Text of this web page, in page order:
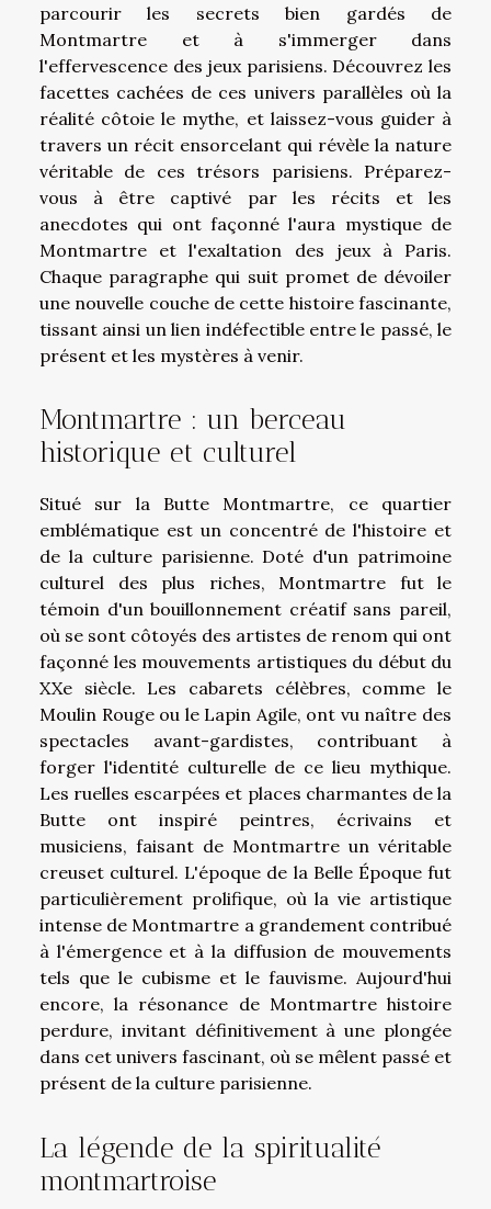
parcourir les secrets bien gardés de
Montmartre et à s'immerger dans
l'effervescence des jeux parisiens. Découvrez les
facettes cachées de ces univers parallèles où la
réalité côtoie le mythe, et laissez-vous guider à
travers un récit ensorcelant qui révèle la nature
véritable de ces trésors parisiens. Préparez-
vous à être captivé par les récits et les
anecdotes qui ont façonné l'aura mystique de
Montmartre et l'exaltation des jeux à Paris.
Chaque paragraphe qui suit promet de dévoiler
une nouvelle couche de cette histoire fascinante,
tissant ainsi un lien indéfectible entre le passé, le
présent et les mystères à venir.
Montmartre : un berceau
historique et culturel
Situé sur la Butte Montmartre, ce quartier
emblématique est un concentré de l'histoire et
de la culture parisienne. Doté d'un patrimoine
culturel des plus riches, Montmartre fut le
témoin d'un bouillonnement créatif sans pareil,
où se sont côtoyés des artistes de renom qui ont
façonné les mouvements artistiques du début du
XXe siècle. Les cabarets célèbres, comme le
Moulin Rouge ou le Lapin Agile, ont vu naître des
spectacles avant-gardistes, contribuant à
forger l'identité culturelle de ce lieu mythique.
Les ruelles escarpées et places charmantes de la
Butte ont inspiré peintres, écrivains et
musiciens, faisant de Montmartre un véritable
creuset culturel. L'époque de la Belle Époque fut
particulièrement prolifique, où la vie artistique
intense de Montmartre a grandement contribué
à l'émergence et à la diffusion de mouvements
tels que le cubisme et le fauvisme. Aujourd'hui
encore, la résonance de Montmartre histoire
perdure, invitant définitivement à une plongée
dans cet univers fascinant, où se mêlent passé et
présent de la culture parisienne.
La légende de la spiritualité
montmartroise